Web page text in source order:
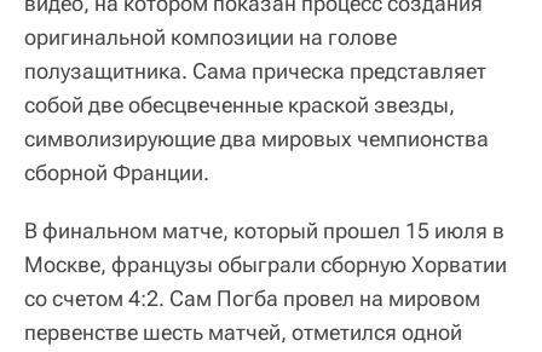
оригинальной композиции на голове
полузащитника. Сама прическа представляет
собой две обесцвеченные краской звезды,
символизирующие два мировых чемпионства
сборной Франции.
В финальном матче, который прошел 15 июля в
Москве, французы обыграли сборную Хорватии
со счетом 4:2. Сам Погба провел на мировом
первенстве шесть матчей, отметился одной